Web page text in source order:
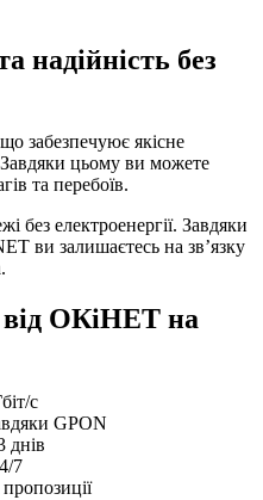
надійність без
забезпечуює якісне
цьому ви можете
та перебоїв.
без електроенергії. Завдяки
ви залишаєтесь на зв’язку
від ОКіНЕТ на
с
GPON
днів
7